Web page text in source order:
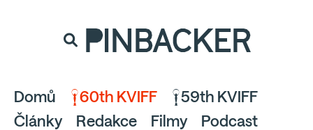
a pusťte se do čtení.
PINBACKER
Domů 60th KVIFF
59th KVIFF
Články
Redakce Filmy
Podcast